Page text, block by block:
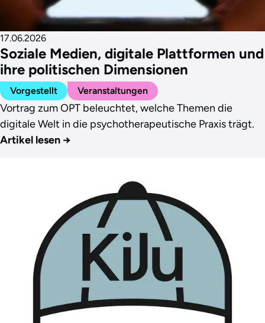
Soziale Medien, digitale Plattformen und
ihre politischen Dimensionen
17.06.2026
Vorgestellt Veranstaltungen
Vortrag zum OPT beleuchtet, welche Themen die
digitale Welt in die psychotherapeutische Praxis trägt.
Artikel lesen →